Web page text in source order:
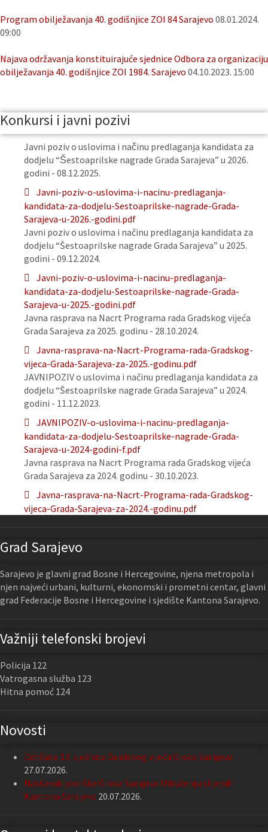
Program obilježavanja 40. godišnjice ZOI 84 Sarajevo 08.01.2024.
09:00
Najava održavanja konstituirajuće sjednice Odbora za organizaciju
obilježavanja 40. godišnjice ZOI 1984. Sarajevo 04.10.2023. 15:00
Konkursi i javni pozivi
Javni poziv o uslovima i načinu predlaganja kandidata za
dodjelu “Šestoaprilske nagrade Grada Sarajeva” u 2026.
godini - 08.12.2025.
Javni-poziv-o-uslovima-i-nacinu-predlaganja-
kandidata-za-dodjelu-Sestoaprilske-nagrade-Grada-
Sarajeva-u-2026.-godini.pdf
Javni poziv o uslovima i načinu predlaganja kandidata za
dodjelu “Šestoaprilske nagrade Grada Sarajeva” u 2025.
godini - 09.12.2024.
Javni-poziv-o-uslovima-i-nacinu-predlaganja-
kandidata-za-dodjelu-Sestoaprilske-nagrade-Grada-
Sarajeva-u-2025.-godini.pdf
Javna rasprava na Nacrt Programa rada Gradskog vijeća
Grada Sarajeva za 2025. godinu - 28.10.2024.
Javna-rasprava-na-Nacrt-Programa-rada-Gradskog-
vijeca-Grada-Sarajeva-za-2025.-godinu.pdf
JAVNIPOZIV o uslovima i načinu predlaganja kandidata za
dodjelu “Šestoaprilske nagrade Grada Sarajeva” u 2024.
godini - 11.12.2023.
JAVNIPOZIV-o-uslovima-i-nacinu-predlaganja-
kandidata-za-dodjelu-Sestoaprilske-nagrade-Grada-
Sarajeva-u-2024-godini-f.pdf
Javna rasprava na Nacrt Programa rada Gradskog vijeća
Grada Sarajeva za 2024. godinu - 30.10.2023.
Javna-rasprava-na-Nacrt-Programa-rada-Gradskog-
vijeca-Grada-Sarajeva-za-2024.-godinu.pdf
Grad Sarajevo
Sarajevo je glavni grad Bosne i Hercegovine, njena metropola i
njen najveći urbani, kulturni, ekonomski i prometni centar, glavni
grad Federacije Bosne i Hercegovine i sjedište Kantona Sarajevo.
Važniji telefonski brojevi
Policija 122
Vatrogasna služba 123
Hitna pomoć 124
Novosti
Održana 13. sjednica Gradskog vijeća Grada Sarajeva
27.07.2026.
Nastavak podrške Grada Sarajeva Udruženju slijepih
Kantona Sarajevo 20.07.2026.